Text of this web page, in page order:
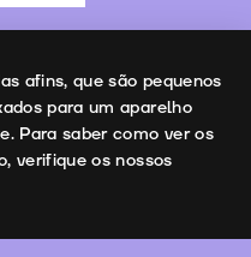
afins, que são pequenos
para um aparelho
Para saber como ver os
verifique os nossos